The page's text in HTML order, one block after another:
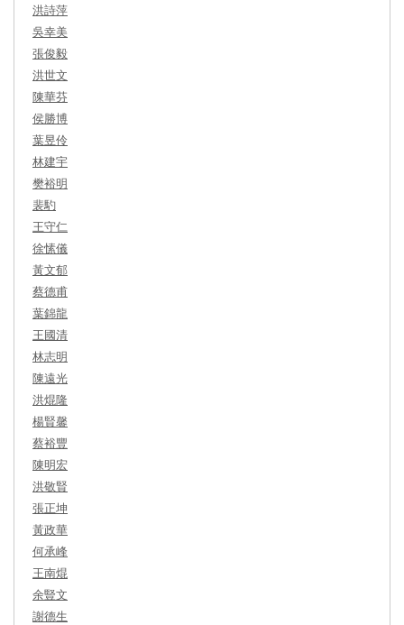
洪詩萍
吳幸美
張俊毅
洪世文
陳華芬
侯勝博
葉昱伶
林建宇
樊裕明
裴馰
王守仁
徐愫儀
黃文郁
蔡德甫
葉錦龍
王國清
林志明
陳遠光
洪焜隆
楊賢馨
蔡裕豐
陳明宏
洪敬賢
張正坤
黃政華
何承峰
王南焜
余豎文
謝德生